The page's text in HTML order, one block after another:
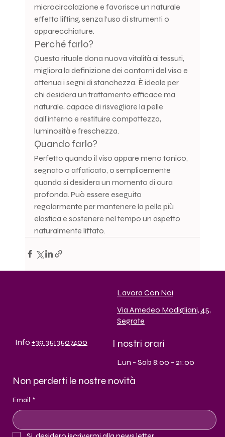
microcircolazione e favorisce un naturale
effetto lifting, senza l’uso di strumenti o
apparecchiature.
Perché farlo?
Questo rituale dona nuova vitalità ai tessuti,
migliora la definizione dei contorni del viso e
attenua i segni di stanchezza. È ideale per
chi desidera un trattamento efficace ma
naturale, capace di risvegliare la pelle
dall’interno e restituire compattezza,
luminosità e freschezza.
Quando farlo?
Perfetto quando il viso appare meno tonico,
segnato o affaticato, o semplicemente
quando si desidera un momento di cura
profonda. Può essere eseguito
regolarmente per mantenere la pelle più
elastica e sostenere nel tempo un aspetto
naturalmente liftato.
I nostri orari
Lun - Sab 8:00 - 21:00
Info+39 3513507400
Via Amedeo Modigliani, 45,
Segrate
Lavora Con Noi
Non perderti le nostre novità
Email *